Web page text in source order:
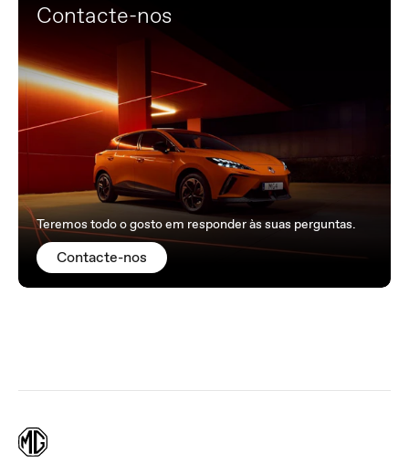
Contacte-nos
Teremos todo o gosto em responder às suas perguntas.
Contacte-nos